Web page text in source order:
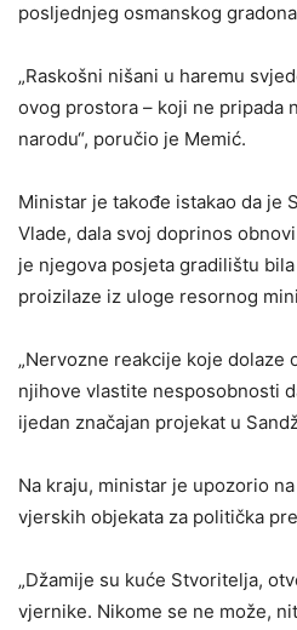
posljednjeg osmanskog
„Raskošni nišani u haremu
ovog prostora – koji ne pripada
narodu“, poručio je Memić.
Ministar je takođe istakao da je
Vlade, dala svoj doprinos
je njegova posjeta gradilištu
proizilaze iz uloge resornog
„Nervozne reakcije koje dolaze
njihove vlastite nesposobnosti
ijedan značajan projekat u
Na kraju, ministar je upozorio
vjerskih objekata za politička
„Džamije su kuće Stvoritelja,
vjernike. Nikome se ne može,